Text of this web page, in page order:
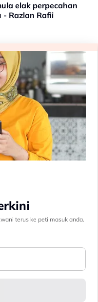
elak perpecahan
- Razlan Rafii
terus ke peti masuk anda.